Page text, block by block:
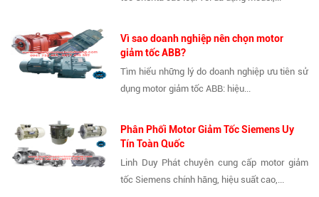
Vì sao doanh nghiệp nên chọn motor
giảm tốc ABB?
Tìm hiểu những lý do doanh nghiệp ưu tiên sử
dụng motor giảm tốc ABB: hiệu...
Phân Phối Motor Giảm Tốc Siemens Uy
Tín Toàn Quốc
Linh Duy Phát chuyên cung cấp motor giảm
tốc Siemens chính hãng, hiệu suất cao,...